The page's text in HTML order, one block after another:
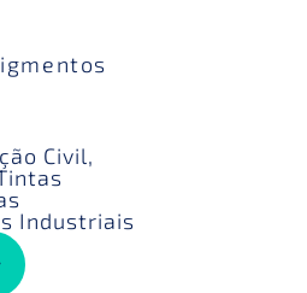
Civil,
Industriais